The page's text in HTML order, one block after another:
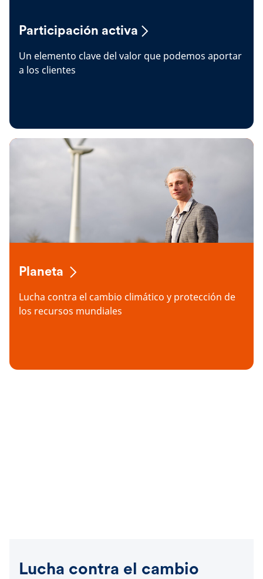
Participación activa
Un elemento clave del valor que podemos aportar
a los clientes
Planeta
Lucha contra el cambio climático y protección de
los recursos mundiales
Lucha contra el cambio